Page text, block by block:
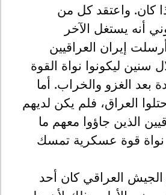
كان. واعتقد كل من
أنه يستغل الآخر
إيران العراقيين
سنين ليكونوا نواة القوة
بعد الغزو والخراب. أما
العراق، فلم يكن لديهم
الذين جاؤوا معهم ما
قوة عسكرية تمسك
العراقي كان أحد